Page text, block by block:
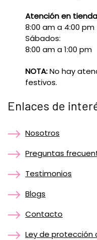
Atención en
8:00 am a 4:00 pm
Sábados:
8:00 am a 1:00 pm
NOTA:No hay
festivos.
Enlaces de
Nosotros
Preguntas
Testimonios
Blogs
Contacto
Ley de protección